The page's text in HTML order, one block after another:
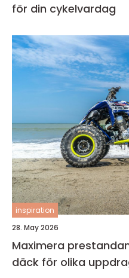
för din cykelvardag
inspiration
28. May 2026
Maximera
däck för olika